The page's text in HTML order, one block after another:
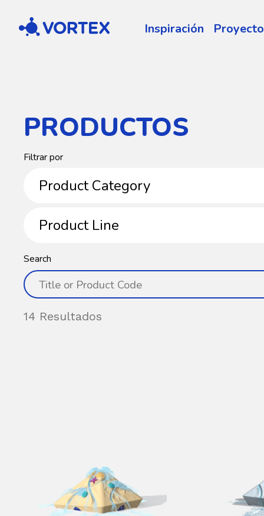
Vortex Inspiración
PRODUCTOS
Filtrar porProduct
Product Category
Product Line
Search
14 Resultados